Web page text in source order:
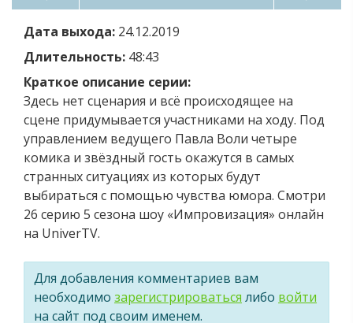
Дата выхода: 24.12.2019
Длительность: 48:43
Краткое описание серии:
Здесь нет сценария и всё происходящее на
сцене придумывается участниками на ходу. Под
управлением ведущего Павла Воли четыре
комика и звёздный гость окажутся в самых
странных ситуациях из которых будут
выбираться с помощью чувства юмора. Смотри
26 серию 5 сезона шоу «Импровизация» онлайн
на UniverTV.
Для добавления комментариев вам
необходимо зарегистрироваться либо войти
на сайт под своим именем.